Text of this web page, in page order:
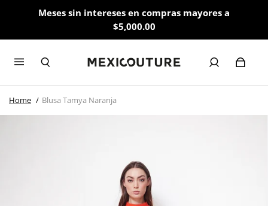
Meses sin intereses en compras mayores a
$5,000.00
Home Blusa Tamya Naranja